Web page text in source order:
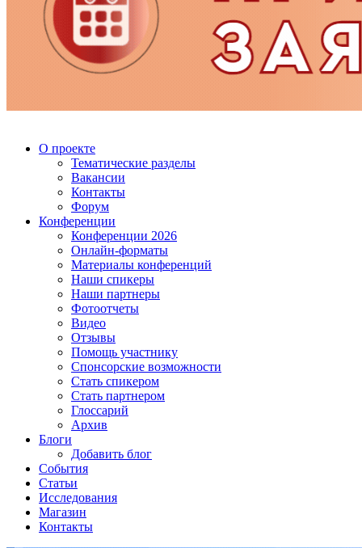
О проекте
Тематические разделы
Вакансии
Контакты
Форум
Конференции
Конференции 2026
Онлайн-форматы
Материалы конференций
Наши спикеры
Наши партнеры
Фотоотчеты
Видео
Отзывы
Помощь участнику
Спонсорские возможности
Стать спикером
Стать партнером
Глоссарий
Архив
Блоги
Добавить блог
События
Статьи
Исследования
Магазин
Контакты